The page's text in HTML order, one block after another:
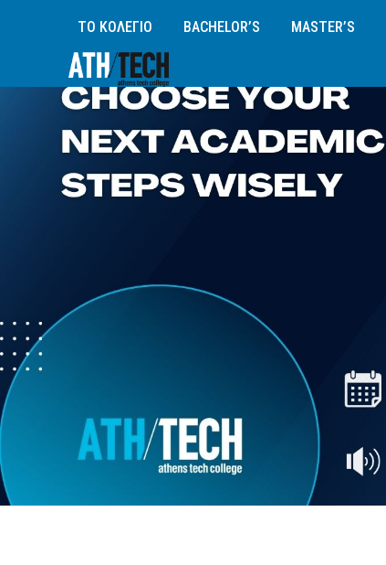
ΤΟ ΚΟΛΕΓΙΟ BACHELOR’S MASTER’S